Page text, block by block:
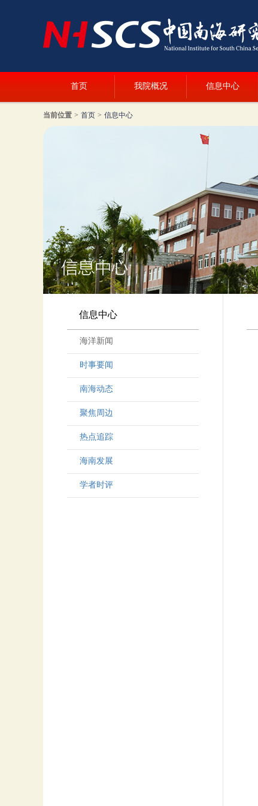
首页 我院概况 信息中心
当前位置 > 首页 > 信息中心
信息中心
海洋新闻
时事要闻
南海动态
聚焦周边
热点追踪
海南发展
学者时评